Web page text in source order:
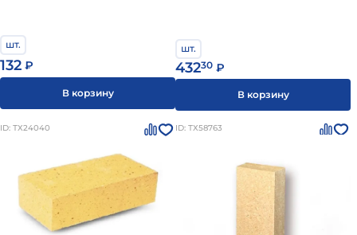
шт.
132 ₽
В корзину
шт.
43230 ₽
В корзину
ID: ТХ24040 ID: ТХ58763